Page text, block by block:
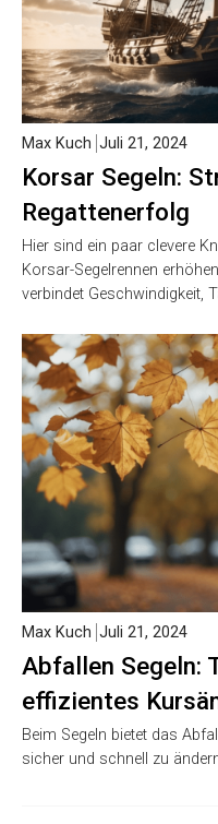
Korsar Segeln:
Regattenerfolg
Max Kuch Juli 21, 2024
Hier sind ein paar clevere
Korsar-Segelrennen
verbindet Geschwindigkeit,
Abfallen Segeln:
effizientes
Max Kuch Juli 21, 2024
Beim Segeln bietet das
sicher und schnell zu